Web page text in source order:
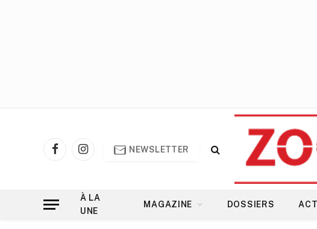
FacebookInstagram
NEWSLETTER
À LA
UNE
MAGAZINE DOSSIERS